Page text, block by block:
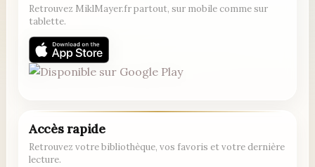
Retrouvez MiklMayer.fr partout, sur mobile comme sur
tablette.
Accès rapide
Retrouvez votre bibliothèque, vos favoris et votre dernière
lecture.